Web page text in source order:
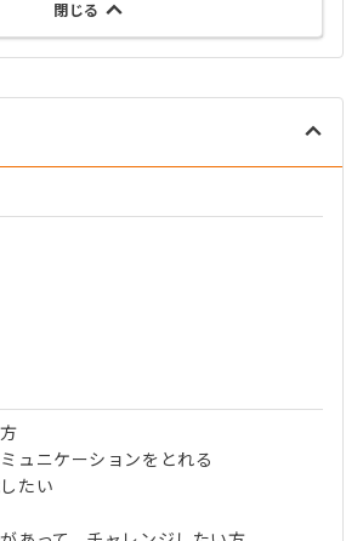
閉じる
ュニケーションをとれる
たい